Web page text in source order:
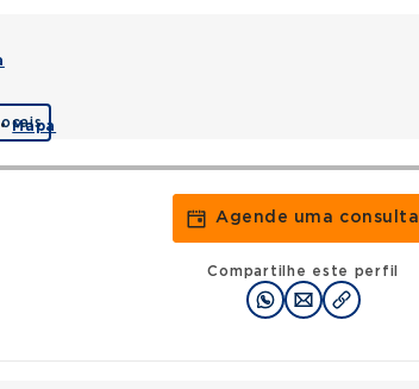
•Mapa
Agende uma consulta
Compartilhe este perfil